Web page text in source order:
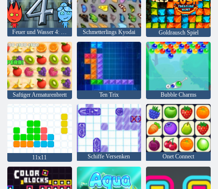
Feuer und Wasser 4: Kristalltempel Schmetterlings Kyodai Goldrausch Spiel
Saftiger Armaturenbrett Ten Trix Bubble Charms
11x11 Schiffe Versenken Onet Connect